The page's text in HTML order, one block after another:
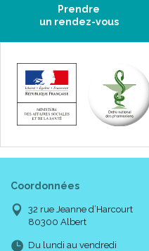
Prendre
un rendez-vous
Coordonnées
32 rue Jeanne d’Harcourt
80300 Albert
Du lundi au vendredi